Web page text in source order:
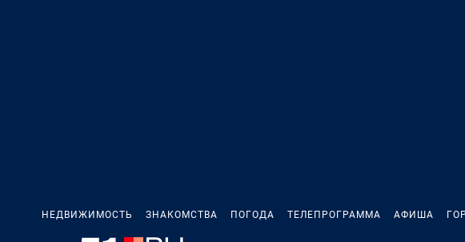
НЕДВИЖИМОСТЬ ЗНАКОМСТВА ПОГОДА ТЕЛЕПРОГРАММА АФИША